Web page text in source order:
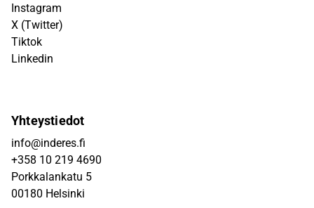
Instagram
X (Twitter)
Tiktok
Linkedin
Yhteystiedot
info@inderes.fi
+358 10 219 4690
Porkkalankatu 5
00180 Helsinki